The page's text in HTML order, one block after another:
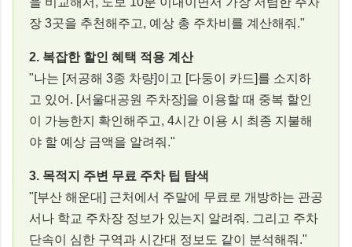
장 3곳을 추천해주고, 예상 총 주차비를 계산해줘."
2. 복잡한 할인 혜택 적용 계산
"나는 [저공해 3종 차량]이고 [다둥이 카드]를 소지하
고 있어. [서울대공원 주차장]을 이용할 때 중복 할인
이 가능한지 확인해주고, 4시간 이용 시 최종 지불해
야 할 예상 금액을 알려줘."
3. 목적지 주변 무료 주차 팁 탐색
"[부산 해운대] 근처에서 주말에 무료로 개방하는 관공
서나 학교 주차장 정보가 있는지 알려줘. 그리고 주차
단속이 심한 구역과 시간대 정보도 같이 분석해줘."